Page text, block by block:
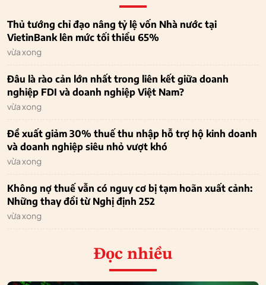
Thủ tướng chỉ đạo nâng tỷ lệ vốn Nhà nước tại
VietinBank lên mức tối thiểu 65%
vừa xong
Đâu là rào cản lớn nhất trong liên kết giữa doanh
nghiệp FDI và doanh nghiệp Việt Nam?
vừa xong
Đề xuất giảm 30% thuế thu nhập hỗ trợ hộ kinh doanh
và doanh nghiệp siêu nhỏ vượt khó
vừa xong
Không nợ thuế vẫn có nguy cơ bị tạm hoãn xuất cảnh:
Những thay đổi từ Nghị định 252
vừa xong
Đọc nhiều